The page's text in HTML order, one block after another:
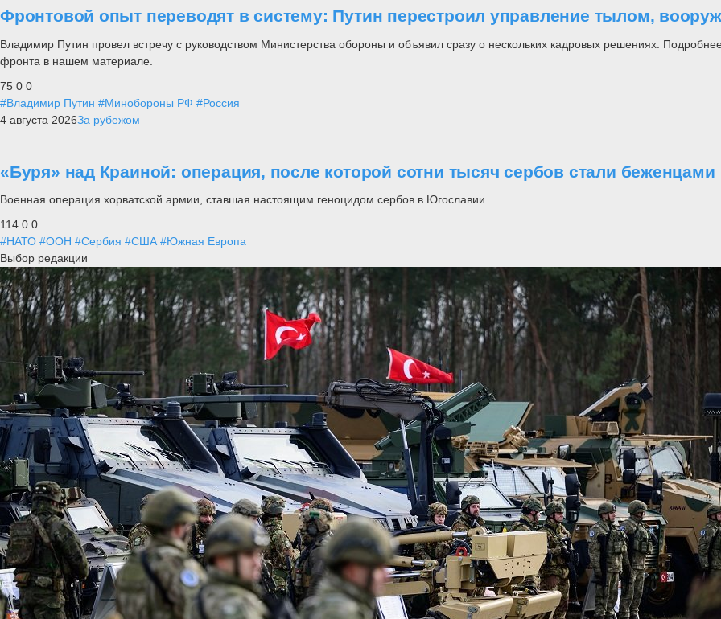
Фронтовой опыт переводят в систему: Путин перестроил управление тылом,
Владимир Путин провел встречу с руководством Министерства обороны и объявил сразу о нескольких кадровых решениях.
фронта в нашем материале.
75 0 0
#Владимир Путин #Минобороны РФ #Россия
4 августа 2026За рубежом
«Буря» над Краиной: операция, после которой сотни тысяч сербов стали беженцами
Военная операция хорватской армии, ставшая настоящим геноцидом сербов в Югославии.
114 0 0
#НАТО #ООН #Сербия #США #Южная Европа
Выбор редакции